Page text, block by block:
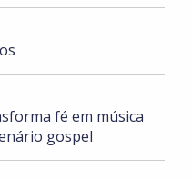
fé em música
gospel